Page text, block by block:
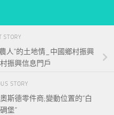
STORY
人”的土地情_中國鄉村振興
振興信息門戶
STORY
斯德零件商;變動位置的“白
堡”